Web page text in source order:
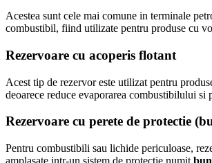
Acestea sunt cele mai comune in terminale
combustibil, fiind utilizate pentru produse cu
Rezervoare cu acoperis flotant
Acest tip de rezervor este utilizat pentru
deoarece reduce evaporarea combustibilului si
Rezervoare cu perete de protectie
Pentru combustibili sau lichide periculoase,
amplasate intr-un sistem de protectie numit